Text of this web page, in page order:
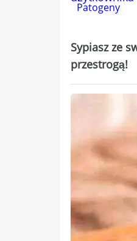
Patogeny
Sypiasz ze
przestrogą!